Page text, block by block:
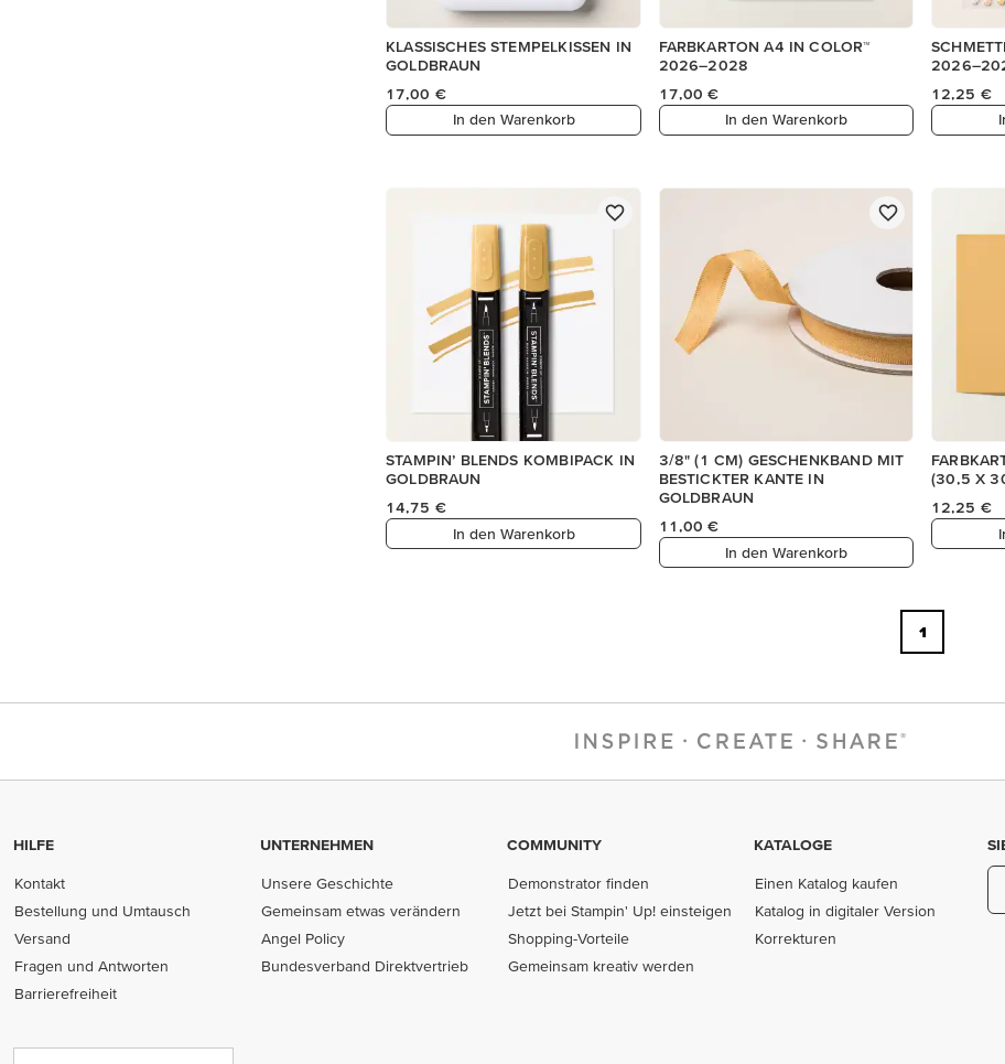
KLASSISCHES STEMPELKISSEN IN
GOLDBRAUN
17,00 €
In den Warenkorb
FARBKARTON A4 IN COLOR™
2026–2028
17,00 €
In den Warenkorb
12,25 €
STAMPIN’ BLENDS KOMBIPACK IN
GOLDBRAUN
14,75 €
In den Warenkorb
3/8" (1 CM) GESCHENKBAND MIT
BESTICKTER KANTE IN
GOLDBRAUN
11,00 €
In den Warenkorb
(30,5 X
12,25 €
1
HILFE
Kontakt
Bestellung und Umtausch
Versand
Fragen und Antworten
Barrierefreiheit
UNTERNEHMEN
Unsere Geschichte
Gemeinsam etwas verändern
Angel Policy
Bundesverband Direktvertrieb
COMMUNITY
Demonstrator finden
Jetzt bei Stampin' Up! einsteigen
Shopping-Vorteile
Gemeinsam kreativ werden
KATALOGE
Einen Katalog kaufen
Katalog in digitaler Version
Korrekturen